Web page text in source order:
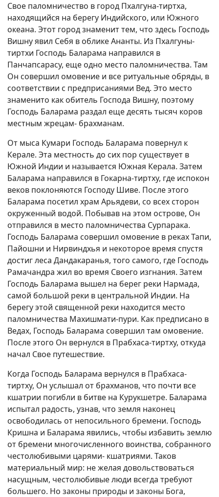
Свое паломничество в город Пхалгуна-тиртха,
находящийся на берегу Индийского, или Южного
океана. Этот город знаменит тем, что здесь Господь
Вишну явил Себя в облике Ананты. Из Пхалгуны-
тиртхи Господь Баларама направился в
Панчапсарасу, еще одно место паломничества. Там
Он совершил омовение и все ритуальные обряды, в
соответствии с предприсаниями Вед. Это место
знаменито как обитель Господа Вишну, поэтому
Господь Баларама раздал еще десять тысяч коров
местным жрецам- брахманам.
От мыса Кумари Господь Баларама повернул к
Керале. Эта местность до сих пор существует в
Южной Индии и называется Южная Керала. Затем
Баларама направился в Гокарна-тиртху, где испокон
веков поклоняются Господу Шиве. После этого
Баларама посетил храм Арьядеви, со всех сторон
окруженный водой. Побывав на этом острове, Он
отправился в место паломничества Сурпарака.
Господь Баларама совершил омовение в реках Тапи,
Пайошни и Нирвиндхья и некоторое время спустя
достиг леса Дандакаранья, того самого, где Господь
Рамачандра жил во время Своего изгнания. Затем
Господь Баларама вышел на берег реки Нармада,
самой большой реки в центральной Индии. На
берегу этой священной реки находится место
паломничества Махишмати-пури. Как предписано в
Ведах, Господь Баларама совершил там омовение.
После этого Он вернулся в Прабхаса-тиртху, откуда
начал Свое путешествие.
Когда Господь Баларама вернулся в Прабхаса-
тиртху, Он услышал от брахманов, что почти все
кшатрии погибли в битве на Курукшетре. Баларама
испытал радость, узнав, что земля наконец
освободилась от непосильного бремени. Господь
Кришна и Баларама явились, чтобы избавить землю
от бремени многочисленного воинства, собранного
честолюбивыми царями- кшатриями. Таков
материальный мир: не желая довольствоваться
насущным, честолюбивые люди всегда требуют
большего. Но законы природы и законы Бога,